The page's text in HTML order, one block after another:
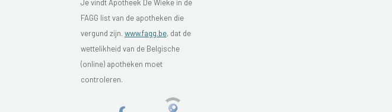
Je vindt Apotheek De Wieke in de
FAGG list van de apotheken die
vergund zijn. www.fagg.be, dat de
wettelikheid van de Belgische
(online) apotheken moet
controleren.